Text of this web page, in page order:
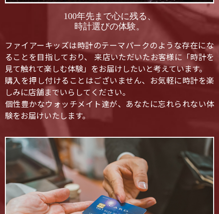
100年先まで心に残る、
時計選びの体験。
ファイアーキッズは時計のテーマパークのような存在にな
ることを目指しており、 来店いただいたお客様に「時計を
見て触れて楽しむ体験」をお届けしたいと考えています。
購入を押し付けることはございません、お気軽に時計を楽
しみに店舗までいらしてください。
個性豊かなウォッチメイト達が、あなたに忘れられない体
験をお届けいたします。